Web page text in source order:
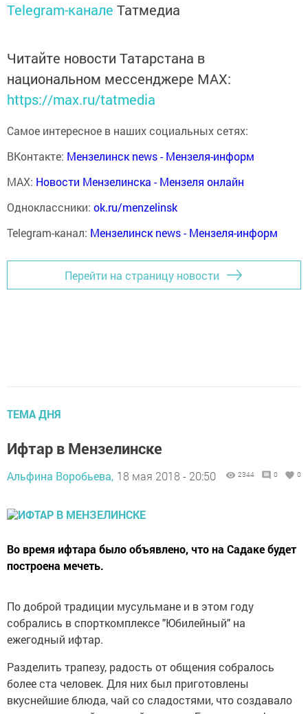
Telegram-канале Татмедиа
Читайте новости Татарстана в
национальном мессенджере MАХ:
https://max.ru/tatmedia
Самое интересное в наших социальных сетях:
ВКонтакте: Мензелинск news - Мензеля-информ
MAX: Новости Мензелинска - Мензеля онлайн
Одноклассники: ok.ru/menzelinsk
Telegram-канал: Мензелинск news - Мензеля-информ
Перейти на страницу новости
ТЕМА ДНЯ
Ифтар в Мензелинске
Альфина Воробьева, 18 мая 2018 - 20:50 2344 0 0
Во время ифтара было объявлено, что на Садаке будет
построена мечеть.
По доброй традиции мусульмане и в этом году
собрались в спорткомплексе "Юбилейный" на
ежегодный ифтар.
Разделить трапезу, радость от общения собралось
более ста человек. Для них был приготовлены
вкуснейшие блюда, чай со сладостями, что создавало